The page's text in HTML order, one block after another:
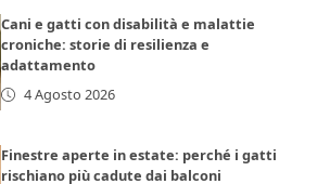
Cani e gatti con disabilità e malattie
croniche: storie di resilienza e
adattamento
4 Agosto 2026
Finestre aperte in estate: perché i gatti
rischiano più cadute dai balconi